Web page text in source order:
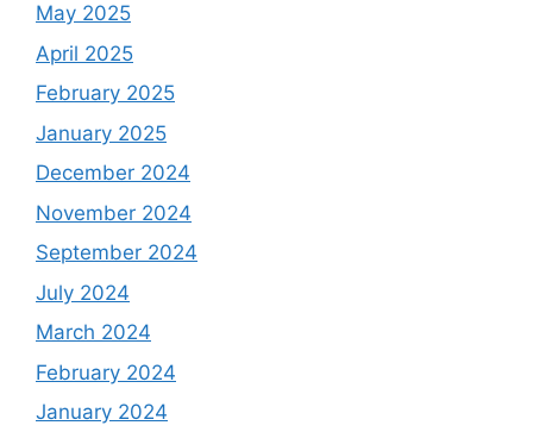
May 2025
April 2025
February 2025
January 2025
December 2024
November 2024
September 2024
July 2024
March 2024
February 2024
January 2024